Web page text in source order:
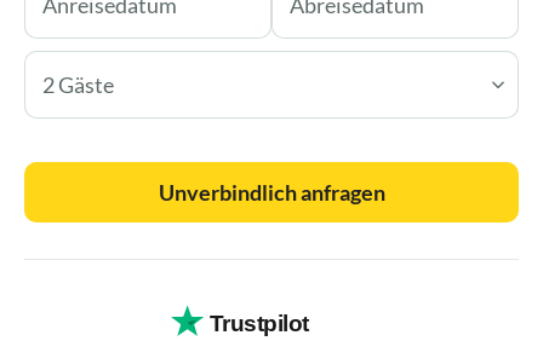
2 Gäste
Unverbindlich anfragen